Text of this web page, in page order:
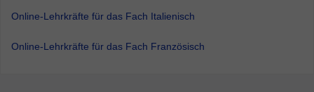
Online-Lehrkräfte für das Fach Italienisch
Online-Lehrkräfte für das Fach Französisch